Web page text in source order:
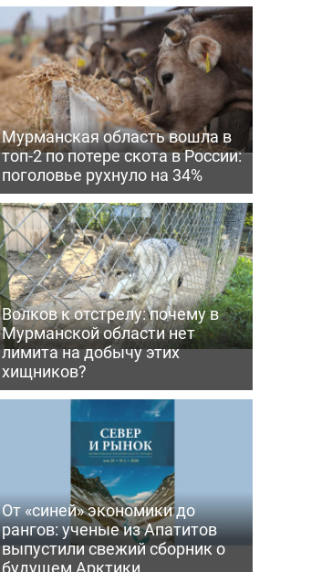
Мурманская область вошла в
топ-2 по потере скота в России:
поголовье рухнуло на 34%
Волков к отстрелу: почему в
Мурманской области нет
лимита на добычу этих
хищников?
От «синей» экономики до
рангов: ученые из Апатитов
выпустили свежий сборник о
будущем Арктики